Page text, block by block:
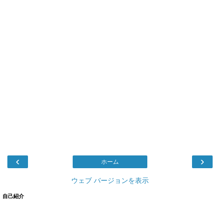
‹ ›
ホーム
ウェブ バージョンを表示
自己紹介